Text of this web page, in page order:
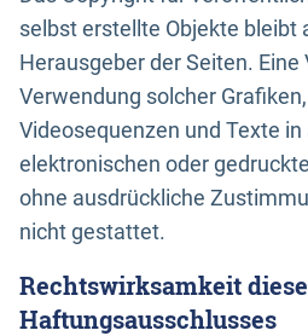
selbst erstellte Objekte bleibt
Herausgeber der Seiten.
Verwendung solcher
Videosequenzen und Texte in
elektronischen oder
ohne ausdrückliche
nicht gestattet.
Rechtswirksamkeit
Haftungsausschlusses